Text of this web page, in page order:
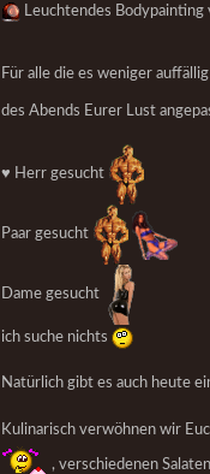
Leuchtendes
Für alle die es weniger
des Abends Eurer Lust
♥️ Herr gesucht
Paar gesucht
Dame gesucht
ich suche nichts
Natürlich gibt es auch heute
Kulinarisch verwöhnen wir
, verschiedenen